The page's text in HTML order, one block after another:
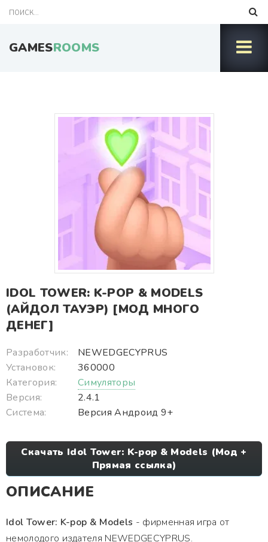
GAMESROOMS
IDOL TOWER: K-POP & MODELS
(АЙДОЛ ТАУЭР) [МОД МНОГО
ДЕНЕГ]
Разработчик:
NEWEDGECYPRUS
Установок:
360000
Категория:
Симуляторы
Версия:
2.4.1
Система:
Версия Андроид 9+
Скачать Idol Tower: K-pop & Models (Мод +
Прямая ссылка)
ОПИСАНИЕ
Idol Tower: K-pop & Models - фирменная игра от
немолодого издателя NEWEDGECYPRUS.